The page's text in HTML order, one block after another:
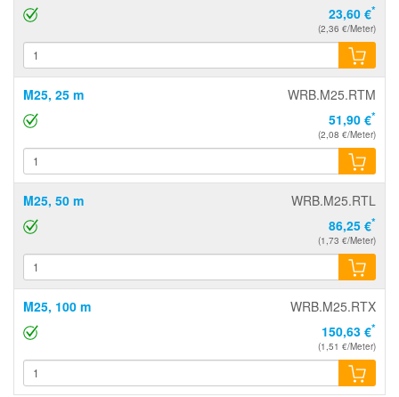
23,60 €*
(2,36 €/Meter)
M25, 25 m
WRB.M25.RTM
51,90 €*
(2,08 €/Meter)
M25, 50 m
WRB.M25.RTL
86,25 €*
(1,73 €/Meter)
M25, 100 m
WRB.M25.RTX
150,63 €*
(1,51 €/Meter)